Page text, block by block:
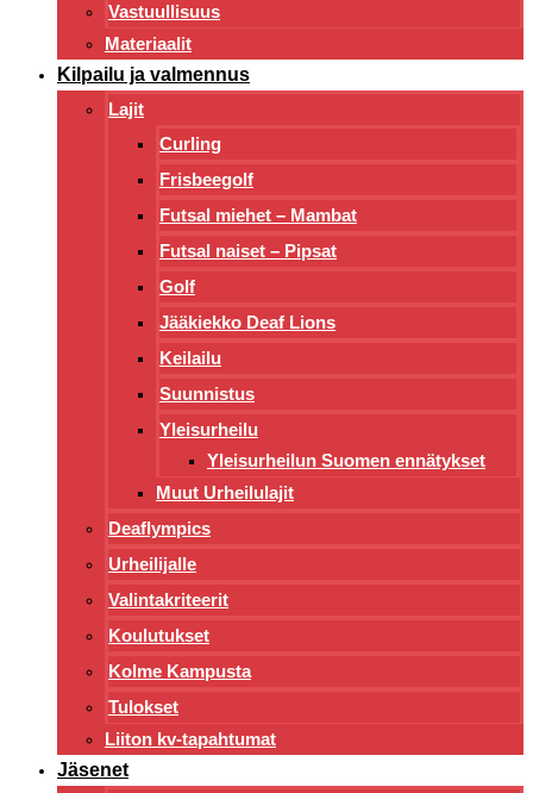
Vastuullisuus
Materiaalit
Kilpailu ja valmennus
Lajit
Curling
Frisbeegolf
Futsal miehet – Mambat
Futsal naiset – Pipsat
Golf
Jääkiekko Deaf Lions
Keilailu
Suunnistus
Yleisurheilu
Yleisurheilun Suomen ennätykset
Muut Urheilulajit
Deaflympics
Urheilijalle
Valintakriteerit
Koulutukset
Kolme Kampusta
Tulokset
Liiton kv-tapahtumat
Jäsenet